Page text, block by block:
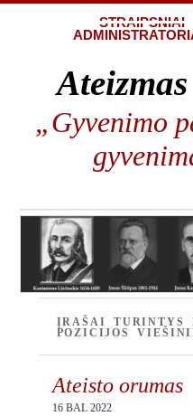
STRAIPSNIAI
„Gyvenimo
ĮRAŠAI TURINTYS
POZICIJOS
Ateisto orumas
16 BAL 2022